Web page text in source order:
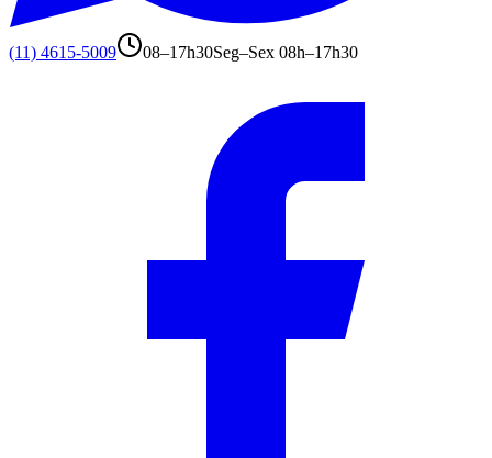
(11) 4615-5009 08–17h30Seg–Sex 08h–17h30